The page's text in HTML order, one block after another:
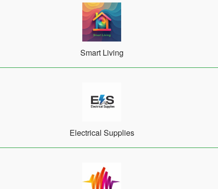
Smart Living
Electrical Supplies